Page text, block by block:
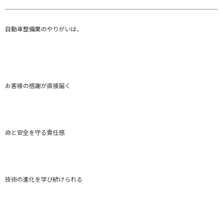
自動車整備業のやりがいは、
お客様の感謝が直接届く
命と安全を守る責任感
技術の進化を学び続けられる